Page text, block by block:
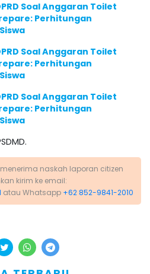
Soal Anggaran Toilet
Perhitungan
Soal Anggaran Toilet
Perhitungan
Soal Anggaran Toilet
Perhitungan
menerima naskah laporan citizen
kirim ke email:
atau Whatsapp +62 852-9841-2010